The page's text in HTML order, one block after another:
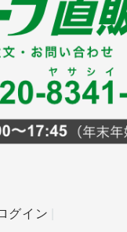
グイン